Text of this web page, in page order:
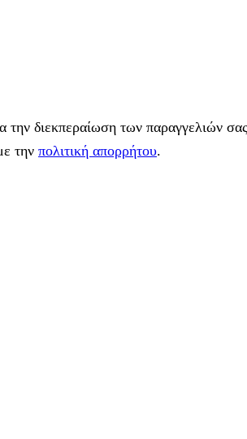
διεκπεραίωση των παραγγελιών
την πολιτική απορρήτου.